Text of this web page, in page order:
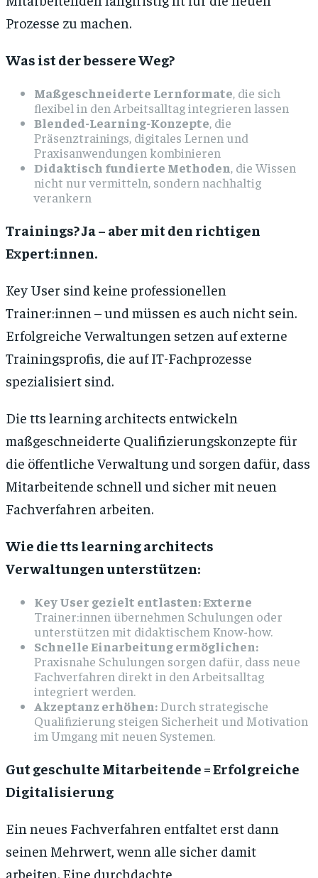
Prozesse zu machen.
Was ist der bessere Weg?
Maßgeschneiderte Lernformate, die sich
flexibel in den Arbeitsalltag integrieren lassen
Blended-Learning-Konzepte, die
Präsenztrainings, digitales Lernen und
Praxisanwendungen kombinieren
Didaktisch fundierte Methoden, die Wissen
nicht nur vermitteln, sondern nachhaltig
verankern
Trainings? Ja – aber mit den richtigen
Expert:innen.
Key User sind keine professionellen
Trainer:innen – und müssen es auch nicht sein.
Erfolgreiche Verwaltungen setzen auf externe
Trainingsprofis, die auf IT-Fachprozesse
spezialisiert sind.
Die tts learning architects entwickeln
maßgeschneiderte Qualifizierungskonzepte für
die öffentliche Verwaltung und sorgen dafür, dass
Mitarbeitende schnell und sicher mit neuen
Fachverfahren arbeiten.
Wie die tts learning architects
Verwaltungen unterstützen:
Key User gezielt entlasten: Externe
Trainer:innen übernehmen Schulungen oder
unterstützen mit didaktischem Know-how.
Schnelle Einarbeitung ermöglichen:
Praxisnahe Schulungen sorgen dafür, dass neue
Fachverfahren direkt in den Arbeitsalltag
integriert werden.
Akzeptanz erhöhen:Durch strategische
Qualifizierung steigen Sicherheit und Motivation
im Umgang mit neuen Systemen.
Gut geschulte Mitarbeitende = Erfolgreiche
Digitalisierung
Ein neues Fachverfahren entfaltet erst dann
seinen Mehrwert, wenn alle sicher damit
arbeiten. Eine durchdachte